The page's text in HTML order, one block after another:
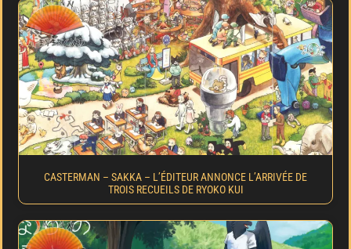
CASTERMAN – SAKKA – L’ÉDITEUR ANNONCE L’ARRIVÉE DE
TROIS RECUEILS DE RYOKO KUI